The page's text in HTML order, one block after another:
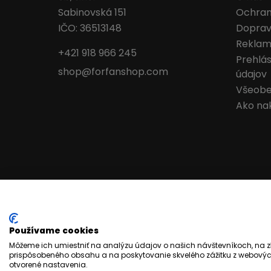
Sabinovská 151
IČO: 36513148
+421 918 966 245
shop@forfanshop.com
údajov
Ako
Používame cookies
Môžeme ich umiestniť na analýzu údajov o našich návštevníkoch, na
prispôsobeného obsahu a na poskytovanie skvelého zážitku z
otvorené nastavenia.